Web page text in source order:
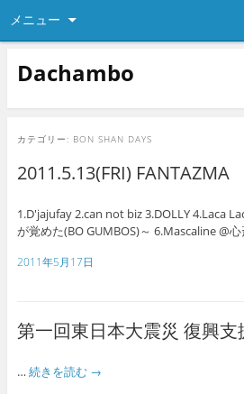
メニュー
Dachambo
カテゴリー: BON SHAN DAYS
2011.5.13(FRI) FANTAZMA
1.D'jajufay 2.can not biz 3.DOLLY 4.Laca
が覚めた(BO GUMBOS)～ 6.Mascaline @
2011年5月17日
第一回東日本大震災 復興
… 続きを読む →